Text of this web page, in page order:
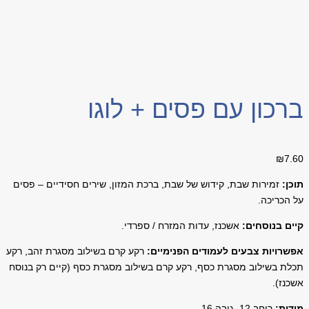
ברכון עם פסים + לוגו
₪7.60
תוכן: זמירות שבת, קידוש של שבת, ברכת המזון, שירים חסידיים – פסים
על הכריכה.
קיים בנוסחים: אשכנז, עדות המזרח / ספרדי.
אפשרויות צבעים לעמודים הפנימיים: רקע קרם בשילוב מסגרת זהב, רקע
תכלת בשילוב מסגרת כסף, רקע קרם בשילוב מסגרת כסף (קיים רק בנוסח
אשכנז).